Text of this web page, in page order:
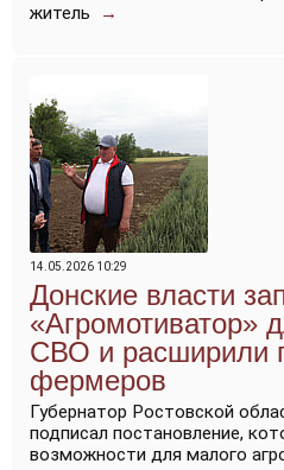
житель
→
14.05.2026 10:29
Донские власти
«Агромотиватор»
СВО и расширили
фермеров
Губернатор Ростовской
подписал постановление,
возможности для малого